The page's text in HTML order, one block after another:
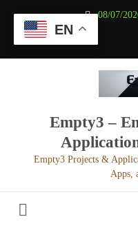
contenu
08/07/
Empty3 –
Empty3 Projects &
Apps,
EN